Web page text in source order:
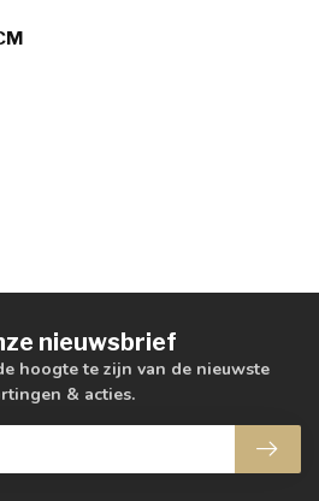
nieuwsbrief
hoogte te zijn van de nieuwste
& acties.